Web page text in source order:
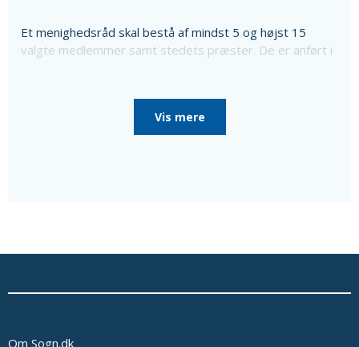
Et menighedsråd skal bestå af mindst 5 og højst 15
valgte medlemmer samt stedets præster. De er anført i
menighedsrådet konstituerede sig, til særlige poster
som bl.a. kirkeværge og regnskabsfører.
Disse personer er i så fald nævnt efter de valgte
Vis mere
Om Sogn.dk